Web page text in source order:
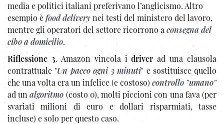
media e politici italiani preferivano l’anglicismo. Altro
esempio èfood deliverynei testi del ministero del lavoro,
mentre gli operatori del settore ricorrono a consegna del
cibo a domicilio.
Riflessione 3. Amazon vincola idriverad una clausola
contrattuale "Un pacco ogni 3 minuti" e sostituisce quello
che una volta era un infelice (e costoso) controllo "umano"
ad unalgoritmo (costo 0), molti piccioni con una fava (per
svariati milioni di euro e dollari risparmiati, tasse
incluse) e solo per questo caso.